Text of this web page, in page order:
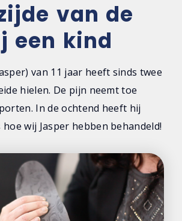
van de
een kind
van 11 jaar heeft sinds twee
hielen. De pijn neemt toe
In de ochtend heeft hij
hoe wij Jasper hebben behandeld!